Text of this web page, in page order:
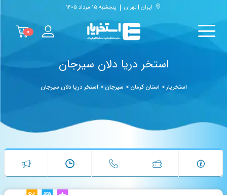
ایران | تهران پنجشنبه ۱۵ مرداد ۱۴۰۵
۰
استخر دریا دلان سیرجان
استخریار> استان کرمان> سیرجان> استخر دریا دلان سیرجان